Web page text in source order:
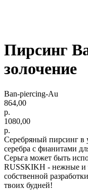
Пирсинг
золочение
Ban-piercing-Au
864,00
р.
1080,00
р.
Серебряный пирсинг в
серебра с фианитами
Серьга может быть
RUSSKIKH - нежные и
собственной
твоих будней!